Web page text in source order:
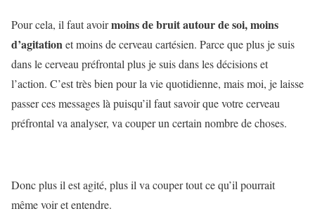
Pour cela, il faut avoirmoins de bruit autour de soi, moins
d’agitationet moins de cerveau cartésien. Parce que plus je suis
dans le cerveau préfrontal plus je suis dans les décisions et
l’action. C’est très bien pour la vie quotidienne, mais moi, je laisse
passer ces messages là puisqu’il faut savoir que votre cerveau
préfrontal va analyser, va couper un certain nombre de choses.
Donc plus il est agité, plus il va couper tout ce qu’il pourrait
même voir et entendre.